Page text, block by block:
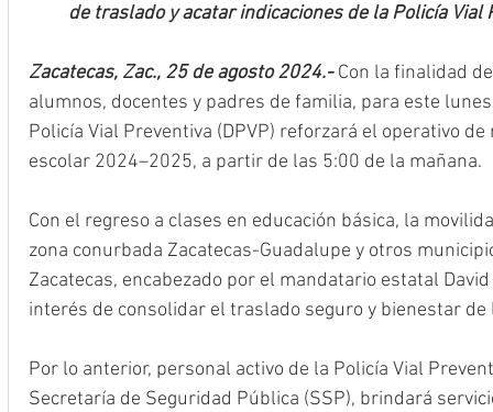
de traslado y acatar indicaciones de la Policía Vial
Zacatecas, Zac., 25 de agosto 2024.- Con la finalidad
alumnos, docentes y padres de familia, para este
Policía Vial Preventiva (DPVP) reforzará el operativo
escolar 2024–2025, a partir de las 5:00 de la mañana.
Con el regreso a clases en educación básica, la
zona conurbada Zacatecas-Guadalupe y otros
Zacatecas, encabezado por el mandatario estatal
interés de consolidar el traslado seguro y bienestar
Por lo anterior, personal activo de la Policía Vial
Secretaría de Seguridad Pública (SSP), brindará